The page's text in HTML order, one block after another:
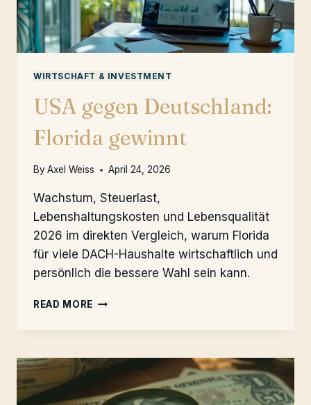
WIRTSCHAFT & INVESTMENT
USA gegen Deutschland:
Florida gewinnt
ByAxel Weiss April 24, 2026
Wachstum, Steuerlast,
Lebenshaltungskosten und Lebensqualität
2026 im direkten Vergleich, warum Florida
für viele DACH-Haushalte wirtschaftlich und
persönlich die bessere Wahl sein kann.
READ MORE USA
GEWINNT